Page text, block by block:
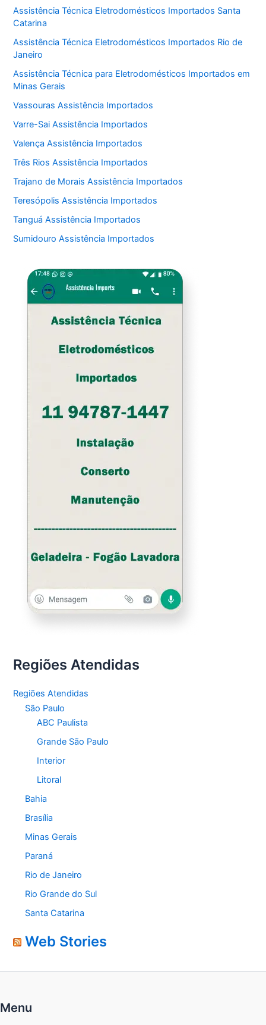
Assistência Técnica Eletrodomésticos Importados Santa
Catarina
Assistência Técnica Eletrodomésticos Importados Rio de
Janeiro
Assistência Técnica para Eletrodomésticos Importados em
Minas Gerais
Vassouras Assistência Importados
Varre-Sai Assistência Importados
Valença Assistência Importados
Três Rios Assistência Importados
Trajano de Morais Assistência Importados
Teresópolis Assistência Importados
Tanguá Assistência Importados
Sumidouro Assistência Importados
Regiões Atendidas
Regiões Atendidas
São Paulo
ABC Paulista
Grande São Paulo
Interior
Litoral
Bahia
Brasília
Minas Gerais
Paraná
Rio de Janeiro
Rio Grande do Sul
Santa Catarina
Web Stories
Menu